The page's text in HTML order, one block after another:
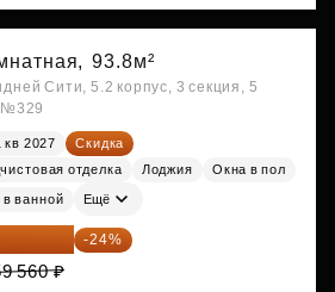
93.8м²
Сити, 5.2 корпус, 3 секция, 5
№329
кв 2027
Скидка
отделка
Лоджия Окна в пол
ванной Ещё
266 ₽ -24%
560 ₽